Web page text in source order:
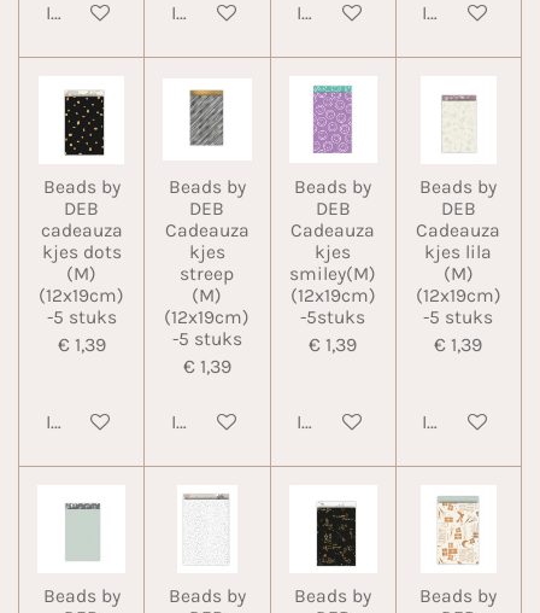
In winkelwagenIn winkelwagenIn winkelwagen
In
Beads by
DEB
cadeauza
kjes dots
(M)
(12x19cm)
-5 stuks
€ 1,39
In winkelwagen
Beads by
DEB
Cadeauza
kjes
streep
(M)
(12x19cm)
-5 stuks
€ 1,39
In winkelwagen
Beads by
DEB
Cadeauza
kjes
smiley(M)
(12x19cm)
-5stuks
€ 1,39
In winkelwagen
Beads by
DEB
Cadeauza
kjes lila
(M)
(12x19cm)
-5 stuks
€ 1,39
In
Beads by
Beads by
Beads by
Beads by